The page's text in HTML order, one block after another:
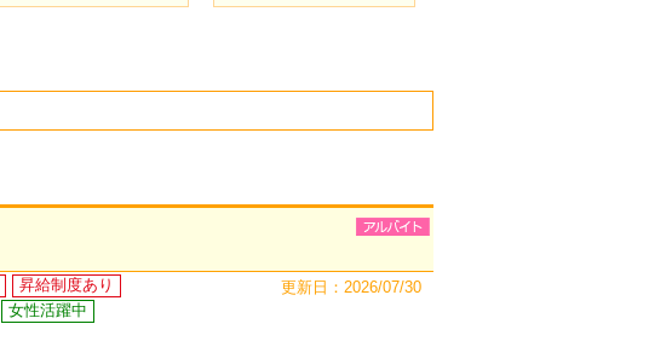
昇給制度あり
女性活躍中
更新日：2026/07/30